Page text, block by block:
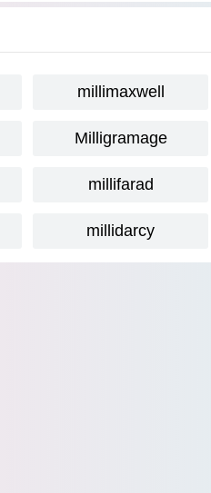
millimaxwell
Milligramage
millifarad
millidarcy